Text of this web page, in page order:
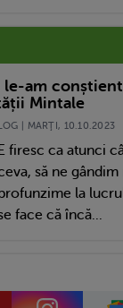
am
Mintale
| MARŢI, 10.10.2023
E firesc ca atunci
să ne gândim
la
face că încă...